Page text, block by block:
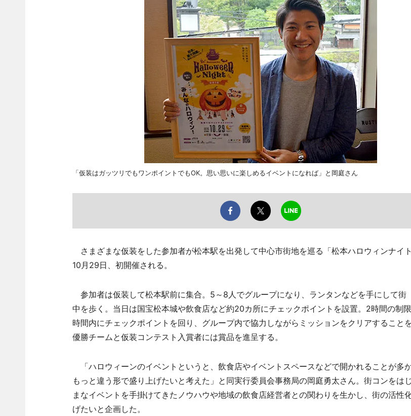
「仮装はガッツリでもワンポイントでもOK。思い思いに楽しめるイベントになれば」と岡庭さん
さまざまな仮装をした参加者が松本駅を出発して中心市街地を巡る「松本ハロウィンナイ
10月29日、初開催される。
参加者は仮装して松本駅前に集合。5～8人でグループになり、ランタンなどを手にして街
中を歩く。当日は国宝松本城や飲食店など約20カ所にチェックポイントを設置。2時間の制限
時間内にチェックポイントを回り、グループ内で協力しながらミッションをクリアすることを
優勝チームと仮装コンテスト入賞者には賞品を進呈する。
「ハロウィーンのイベントというと、飲食店やイベントスペースなどで開かれることが多か
もっと違う形で盛り上げたいと考えた」と同実行委員会事務局の岡庭勇太さん。街コンをは
まなイベントを手掛けてきたノウハウや地域の飲食店経営者との関わりを生かし、街の活性
げたいと企画した。